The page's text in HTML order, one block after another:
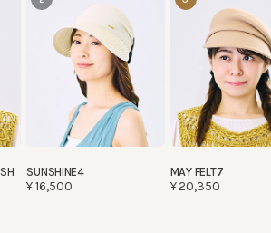
SUNSHINE4
¥16,500
MAY FELT7
¥20,350